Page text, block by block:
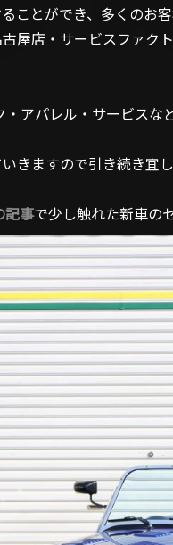
ことができ、多くのお
屋店・サービスファク
アパレル・サービス
きますので引き続き宜
記事で少し触れた新車の